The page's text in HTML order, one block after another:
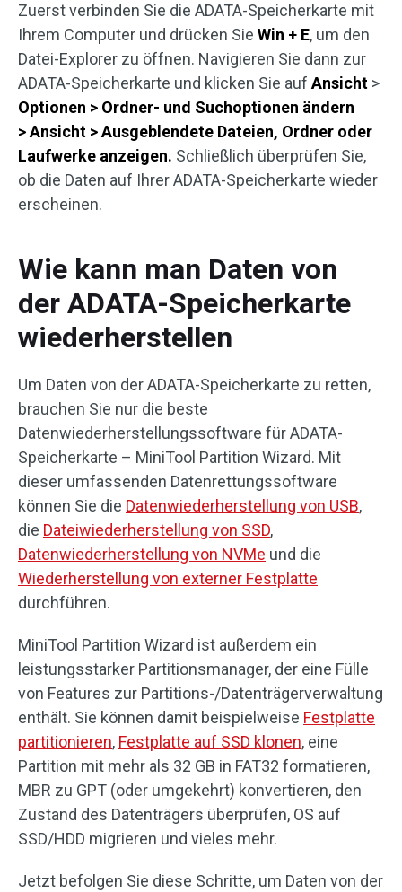
Zuerst verbinden Sie die ADATA-Speicherkarte mit
Ihrem Computer und drücken Sie Win + E, um den
Datei-Explorer zu öffnen. Navigieren Sie dann zur
ADATA-Speicherkarte und klicken Sie auf Ansicht >
Optionen > Ordner- und Suchoptionen ändern
> Ansicht > Ausgeblendete Dateien, Ordner oder
Laufwerke anzeigen. Schließlich überprüfen Sie,
ob die Daten auf Ihrer ADATA-Speicherkarte wieder
erscheinen.
Wie kann man Daten von
der ADATA-Speicherkarte
wiederherstellen
Um Daten von der ADATA-Speicherkarte zu retten,
brauchen Sie nur die beste
Datenwiederherstellungssoftware für ADATA-
Speicherkarte – MiniTool Partition Wizard. Mit
dieser umfassenden Datenrettungssoftware
können Sie die Datenwiederherstellung von USB,
die Dateiwiederherstellung von SSD,
Datenwiederherstellung von NVMe und die
Wiederherstellung von externer Festplatte
durchführen.
MiniTool Partition Wizard ist außerdem ein
leistungsstarker Partitionsmanager, der eine Fülle
von Features zur Partitions-/Datenträgerverwaltung
enthält. Sie können damit beispielweise Festplatte
partitionieren, Festplatte auf SSD klonen, eine
Partition mit mehr als 32 GB in FAT32 formatieren,
MBR zu GPT (oder umgekehrt) konvertieren, den
Zustand des Datenträgers überprüfen, OS auf
SSD/HDD migrieren und vieles mehr.
Jetzt befolgen Sie diese Schritte, um Daten von der